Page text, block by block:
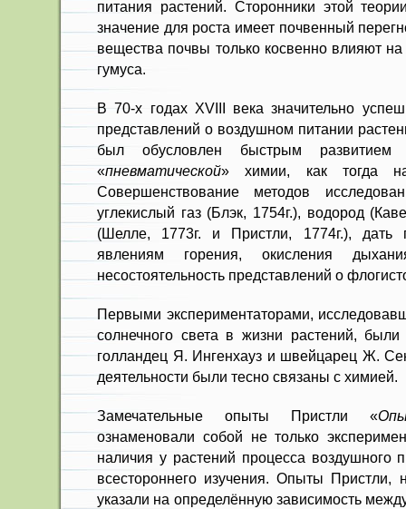
питания растений. Сторонники этой
значение для роста имеет почвенный
вещества почвы только косвенно влияют на
гумуса.
В 70-х годах XVIII века значительно
представлений о воздушном питании
был обусловлен быстрым
«пневматической» химии, как тогда
Совершенствование методов
углекислый газ (Блэк, 1754г.), водород
(Шелле, 1773г. и Пристли, 1774г.), дать
явлениям горения, окисления
несостоятельность представлений о
Первыми экспериментаторами,
солнечного света в жизни растений,
голландец Я. Ингенхауз и швейцарец Ж.
деятельности были тесно связаны с химией.
Замечательные опыты Пристли «
ознаменовали собой не только
наличия у растений процесса воздушного
всестороннего изучения. Опыты Пристли,
указали на определённую зависимость